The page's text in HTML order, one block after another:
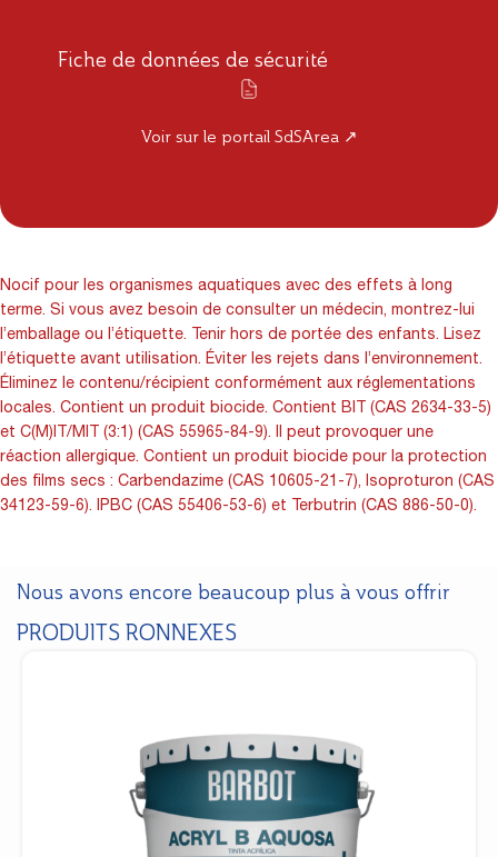
Fiche de données de sécurité
Voir sur le portail SdSArea ↗
Nocif pour les organismes aquatiques avec des effets à long
terme. Si vous avez besoin de consulter un médecin, montrez-lui
l’emballage ou l’étiquette. Tenir hors de portée des enfants. Lisez
l’étiquette avant utilisation. Éviter les rejets dans l’environnement.
Éliminez le contenu/récipient conformément aux réglementations
locales. Contient un produit biocide. Contient BIT (CAS 2634-33-5)
et C(M)IT/MIT (3:1) (CAS 55965-84-9). Il peut provoquer une
réaction allergique. Contient un produit biocide pour la protection
des films secs : Carbendazime (CAS 10605-21-7), Isoproturon (CAS
34123-59-6). IPBC (CAS 55406-53-6) et Terbutrin (CAS 886-50-0).
Nous avons encore beaucoup plus à vous offrir
PRODUITS RONNEXES